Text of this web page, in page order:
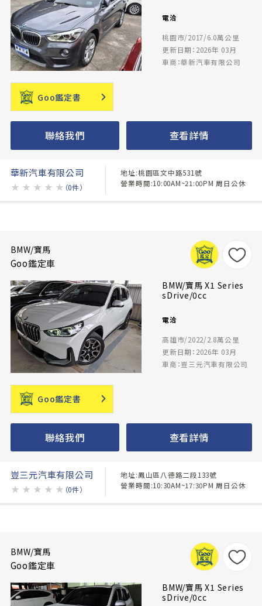
電洽
桃園市/2017/6.0萬公里
更新日期：2026年 03月
車商：華新汽車有限公司
Goo鑑定書
聯絡我們 查看詳情
華新汽車有限公司
★ ★ ★ ★ ★ （0件）
地址:桃園區文中路531號
營業時間:10:00AM~21:00PM 周日公休
BMW/寶馬
Goo鑑定車
BMW/寶馬 X1 Series
sDrive/0cc
電洽
高雄市/2022/2.8萬公里
更新日期：2026年 03月
車商：豈三元汽車有限公司
Goo鑑定書
聯絡我們 查看詳情
豈三元汽車有限公司
★ ★ ★ ★ ★ （0件）
地址:鳳山區八德路二段133號
營業時間:10:30AM~17:30PM 周日公休
BMW/寶馬
Goo鑑定車
BMW/寶馬 X1 Series
sDrive/0cc